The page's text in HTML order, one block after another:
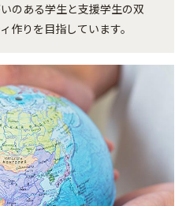
のある学生と支援学生の双
作りを目指しています。